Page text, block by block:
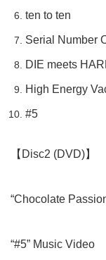
ten to ten
Serial Number
DIE meets
High Energy
#5
【Disc2 (DVD)】
“Chocolate
“#5” Music Video